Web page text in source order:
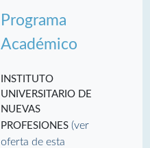
Programa
Académico
INSTITUTO
UNIVERSITARIO DE
NUEVAS
PROFESIONES(ver
oferta de esta